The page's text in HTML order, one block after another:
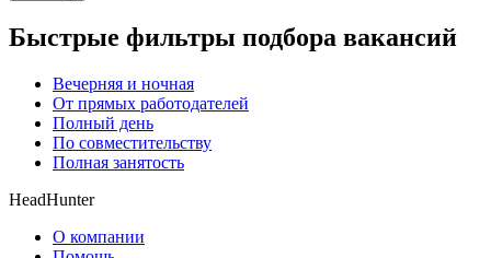
Быстрые фильтры подбора вакансий
Вечерняя и ночная
От прямых работодателей
Полный день
По совместительству
Полная занятость
HeadHunter
О компании